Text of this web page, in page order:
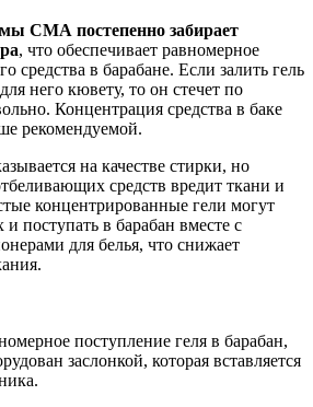
СМА постепенно забирает
, что обеспечивает равномерное
средства в барабане. Если залить гель
него кювету, то он стечет по
Концентрация средства в баке
рекомендуемой.
на качестве стирки, но
средств вредит ткани и
концентрированные гели могут
и поступать в барабан вместе с
для белья, что снижает
поступление геля в барабан,
заслонкой, которая вставляется